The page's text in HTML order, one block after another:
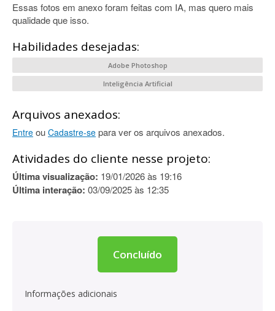
Essas fotos em anexo foram feitas com IA, mas quero mais
qualidade que isso.
Habilidades desejadas:
Adobe Photoshop
Inteligência Artificial
Arquivos anexados:
Entre ou Cadastre-se para ver os arquivos anexados.
Atividades do cliente nesse projeto:
Última visualização: 19/01/2026 às 19:16
Última interação: 03/09/2025 às 12:35
Concluído
Informações adicionais